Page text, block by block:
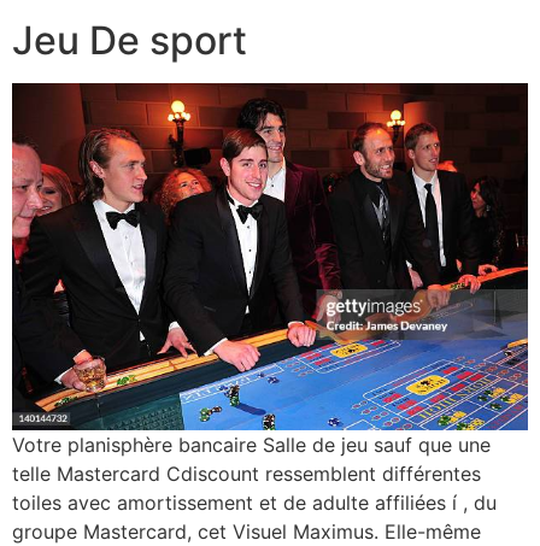
Jeu De sport
Votre planisphère bancaire Salle de jeu sauf que une
telle Mastercard Cdiscount ressemblent différentes
toiles avec amortissement et de adulte affiliées í , du
groupe Mastercard, cet Visuel Maximus. Elle-même